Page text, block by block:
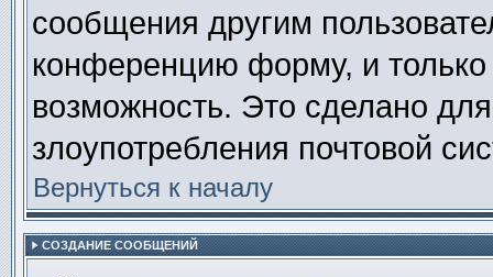
сообщения другим
конференцию форму, и
возможность. Это сделано
злоупотребления почтовой
Вернуться к началу
СОЗДАНИЕ СООБЩЕНИЙ